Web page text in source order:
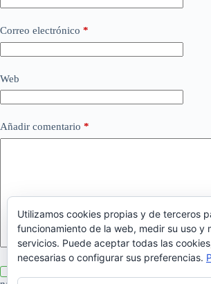
Correo electrónico *
Web
Añadir comentario *
Utilizamos cookies propias y de terceros
funcionamiento de la web, medir su uso y
servicios. Puede aceptar todas las
necesarias o configurar sus preferencias.